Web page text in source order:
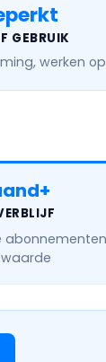
GEBRUIK
werken